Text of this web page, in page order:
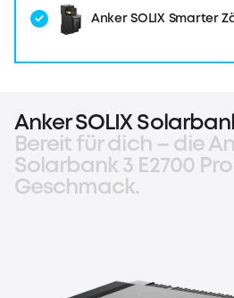
Anker SOLIX Smarter
Anker SOLIX
Bereit für dich – die
Solarbank 3 E2700
Geschmack.